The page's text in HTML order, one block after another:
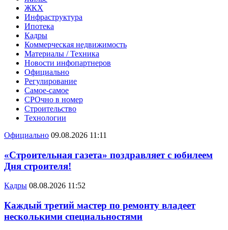
ЖКХ
Инфраструктура
Ипотека
Кадры
Коммерческая недвижимость
Материалы / Техника
Новости инфопартнеров
Официально
Регулирование
Самое-самое
СРОчно в номер
Строительство
Технологии
Официально 09.08.2026 11:11
«Строительная газета» поздравляет с юбилеем
Дня строителя!
Кадры 08.08.2026 11:52
Каждый третий мастер по ремонту владеет
несколькими специальностями